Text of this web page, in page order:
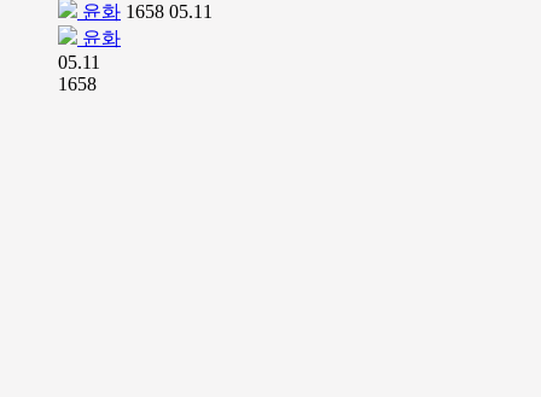
윤화 1658 05.11
윤화
05.11
1658